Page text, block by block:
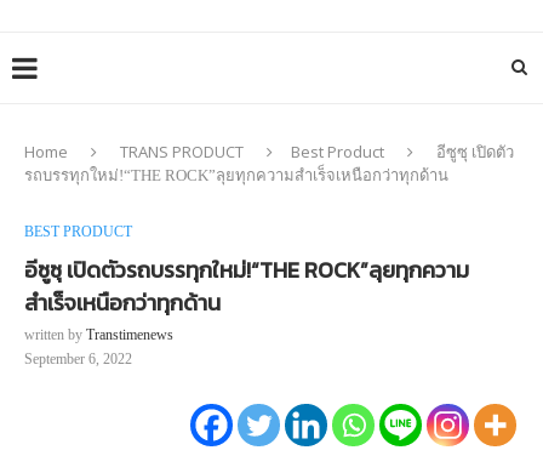
Home TRANS PRODUCT Best Product
อีซูซุ เปิดตัว
รถบรรทุกใหม่!“THE ROCK”ลุยทุกความสำเร็จเหนือกว่าทุกด้าน
BEST PRODUCT
อีซูซุ เปิดตัวรถบรรทุกใหม่!“THE ROCK”ลุยทุกความ
สำเร็จเหนือกว่าทุกด้าน
written by Transtimenews
September 6, 2022